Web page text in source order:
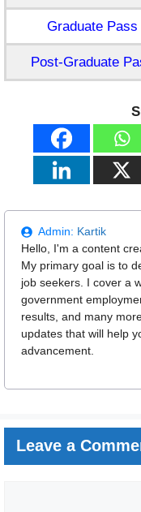
Graduate Pass
Post-Graduate
Admin: Kartik
Hello, I'm a content
My primary goal is to
job seekers. I cover a
government
results, and many
updates that will help
advancement.
Leave a